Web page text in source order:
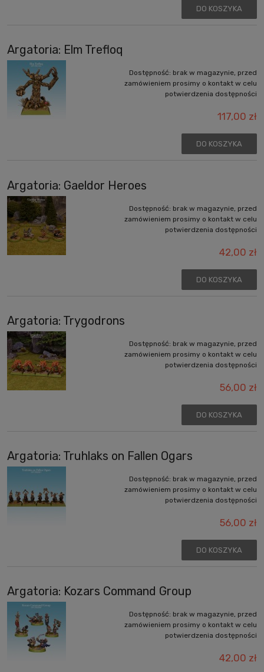
DO KOSZYKA
Argatoria: Elm Trefloq
Dostępność: brak w magazynie, przed
zamówieniem prosimy o kontakt w celu
potwierdzenia dostępności
117,00 zł
DO KOSZYKA
Argatoria: Gaeldor Heroes
Dostępność: brak w magazynie, przed
zamówieniem prosimy o kontakt w celu
potwierdzenia dostępności
42,00 zł
DO KOSZYKA
Argatoria: Trygodrons
Dostępność: brak w magazynie, przed
zamówieniem prosimy o kontakt w celu
potwierdzenia dostępności
56,00 zł
DO KOSZYKA
Argatoria: Truhlaks on Fallen Ogars
Dostępność: brak w magazynie, przed
zamówieniem prosimy o kontakt w celu
potwierdzenia dostępności
56,00 zł
DO KOSZYKA
Argatoria: Kozars Command Group
Dostępność: brak w magazynie, przed
zamówieniem prosimy o kontakt w celu
potwierdzenia dostępności
42,00 zł